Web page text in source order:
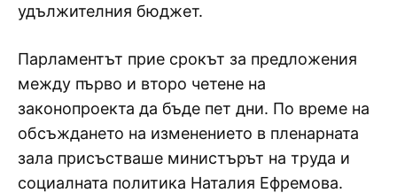
удължителния бюджет.
Парламентът прие срокът за предложения
между първо и второ четене на
законопроекта да бъде пет дни. По време на
обсъждането на изменението в пленарната
зала присъстваше министърът на труда и
социалната политика Наталия Ефремова.